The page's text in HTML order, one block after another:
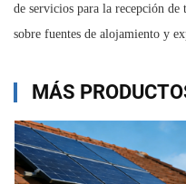
de servicios para la recepción de
sobre fuentes de alojamiento y
MÁS